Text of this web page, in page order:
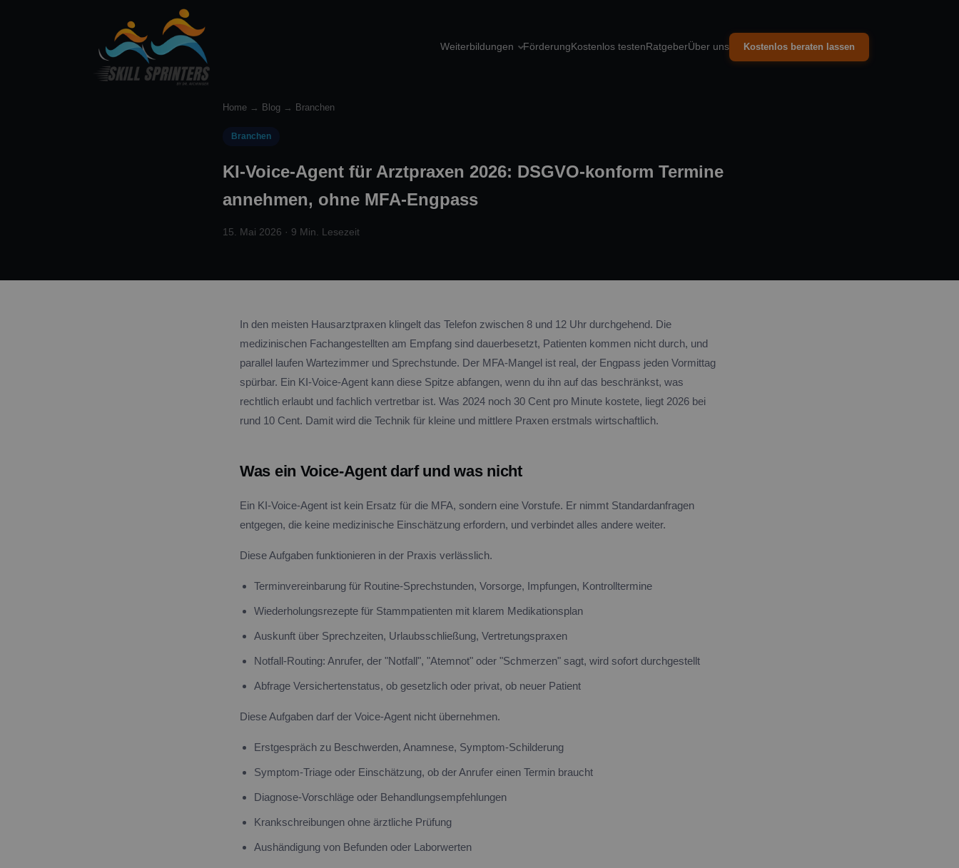
Weiterbildungen Förderung Kostenlos testen RatgeberÜber uns Kostenlos beraten lassen
Home → Blog → Branchen
Branchen
KI-Voice-Agent für Arztpraxen 2026: DSGVO-konform Termine
annehmen, ohne MFA-Engpass
15. Mai 2026 · 9 Min. Lesezeit
In den meisten Hausarztpraxen klingelt das Telefon zwischen 8 und 12 Uhr durchgehend. Die
medizinischen Fachangestellten am Empfang sind dauerbesetzt, Patienten kommen nicht durch, und
parallel laufen Wartezimmer und Sprechstunde. Der MFA-Mangel ist real, der Engpass jeden Vormittag
spürbar. Ein KI-Voice-Agent kann diese Spitze abfangen, wenn du ihn auf das beschränkst, was
rechtlich erlaubt und fachlich vertretbar ist. Was 2024 noch 30 Cent pro Minute kostete, liegt 2026 bei
rund 10 Cent. Damit wird die Technik für kleine und mittlere Praxen erstmals wirtschaftlich.
Was ein Voice-Agent darf und was nicht
Ein KI-Voice-Agent ist kein Ersatz für die MFA, sondern eine Vorstufe. Er nimmt Standardanfragen
entgegen, die keine medizinische Einschätzung erfordern, und verbindet alles andere weiter.
Diese Aufgaben funktionieren in der Praxis verlässlich.
Terminvereinbarung für Routine-Sprechstunden, Vorsorge, Impfungen, Kontrolltermine
Wiederholungsrezepte für Stammpatienten mit klarem Medikationsplan
Auskunft über Sprechzeiten, Urlaubsschließung, Vertretungspraxen
Notfall-Routing: Anrufer, der "Notfall", "Atemnot" oder "Schmerzen" sagt, wird sofort durchgestellt
Abfrage Versichertenstatus, ob gesetzlich oder privat, ob neuer Patient
Diese Aufgaben darf der Voice-Agent nicht übernehmen.
Erstgespräch zu Beschwerden, Anamnese, Symptom-Schilderung
Symptom-Triage oder Einschätzung, ob der Anrufer einen Termin braucht
Diagnose-Vorschläge oder Behandlungsempfehlungen
Krankschreibungen ohne ärztliche Prüfung
Aushändigung von Befunden oder Laborwerten